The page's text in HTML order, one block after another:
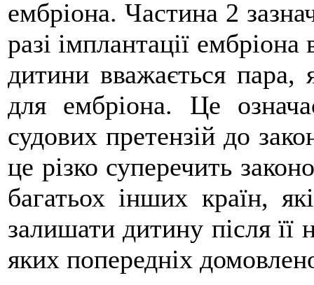
ембріона. Частина 2
разі імплантації
дитини вважається пара,
для ембріона. Це
судових претензій до
це різко суперечить
багатьох інших країн,
залишати дитину після її
яких попередніх